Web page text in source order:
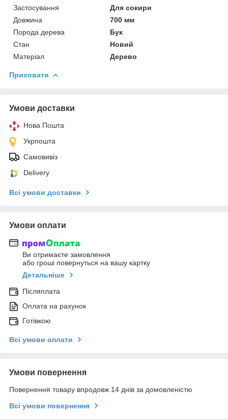
Застосування
Для сокири
Довжина
700 мм
Порода дерева
Бук
Стан
Новий
Матеріал
Дерево
Приховати
Умови доставки
Нова Пошта
Укрпошта
Самовивіз
Delivery
Всі умови доставки
Умови оплати
Ви отримаєте замовлення
або гроші повернуться на вашу картку
Детальніше
Післяплата
Оплата на рахунок
Готівкою
Всі умови оплати
Умови повернення
Повернення товару впродовж 14 днів за домовленістю
Всі умови повернення